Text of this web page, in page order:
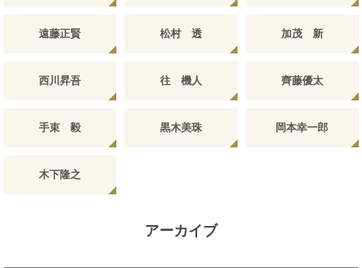
遠藤正賢 松村 透 加茂 新
西川昇吾 往 機人 齊藤優太
手束 毅 黒木美珠 岡本幸一郎
木下隆之
アーカイブ